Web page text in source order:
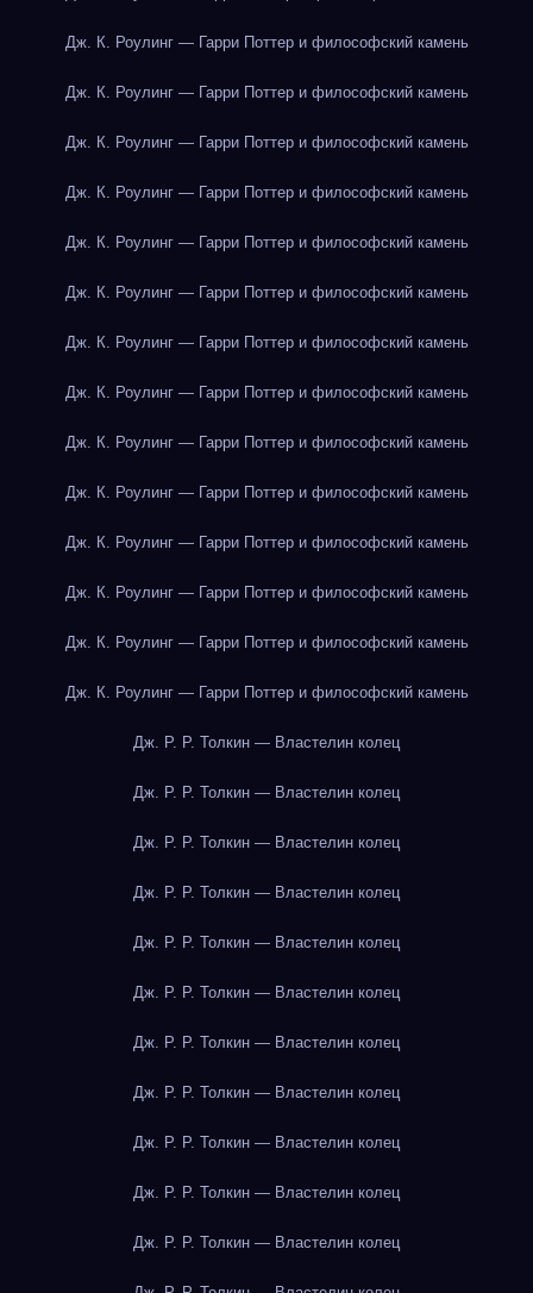
Дж. К. Роулинг — Гарри Поттер и философский камень
Дж. К. Роулинг — Гарри Поттер и философский камень
Дж. К. Роулинг — Гарри Поттер и философский камень
Дж. К. Роулинг — Гарри Поттер и философский камень
Дж. К. Роулинг — Гарри Поттер и философский камень
Дж. К. Роулинг — Гарри Поттер и философский камень
Дж. К. Роулинг — Гарри Поттер и философский камень
Дж. К. Роулинг — Гарри Поттер и философский камень
Дж. К. Роулинг — Гарри Поттер и философский камень
Дж. К. Роулинг — Гарри Поттер и философский камень
Дж. К. Роулинг — Гарри Поттер и философский камень
Дж. К. Роулинг — Гарри Поттер и философский камень
Дж. К. Роулинг — Гарри Поттер и философский камень
Дж. К. Роулинг — Гарри Поттер и философский камень
Дж. Р. Р. Толкин — Властелин колец
Дж. Р. Р. Толкин — Властелин колец
Дж. Р. Р. Толкин — Властелин колец
Дж. Р. Р. Толкин — Властелин колец
Дж. Р. Р. Толкин — Властелин колец
Дж. Р. Р. Толкин — Властелин колец
Дж. Р. Р. Толкин — Властелин колец
Дж. Р. Р. Толкин — Властелин колец
Дж. Р. Р. Толкин — Властелин колец
Дж. Р. Р. Толкин — Властелин колец
Дж. Р. Р. Толкин — Властелин колец